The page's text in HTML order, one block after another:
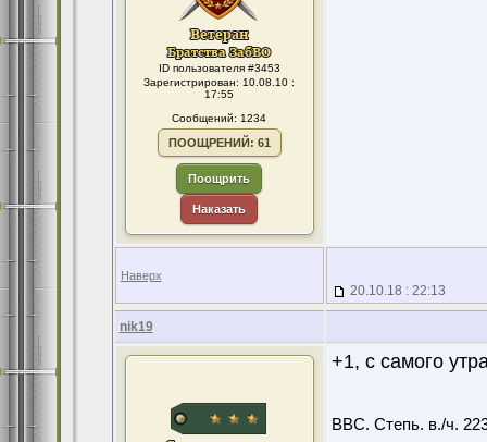
ID пользователя #3453
Зарегистрирован: 10.08.10 :
17:55
Сообщений: 1234
ПООЩРЕНИЙ: 61
Поощрить
Наказать
Наверх
20.10.18 : 22:13
nik19
+1, с самого
ВВС. Степь. в./ч.